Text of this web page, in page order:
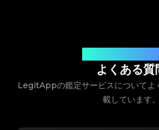
#3066123689299189
#3066123689299189
#3066123689299189
#3066123689299189
#3066123689299189
#3066123689299189
#3066123689299189
#3066123689299189
#3066123689299189
#3066123689299189
#3408395499395160
#3408395499395160
#3408395499395160
#3408395499395160
#3408395499395160
#3408395499395160
#3408395499395160
#3408395499395160
#3408395499395160
#3408395499395160
よくある質
LegitAppの鑑定サービスについてよ
載しています。